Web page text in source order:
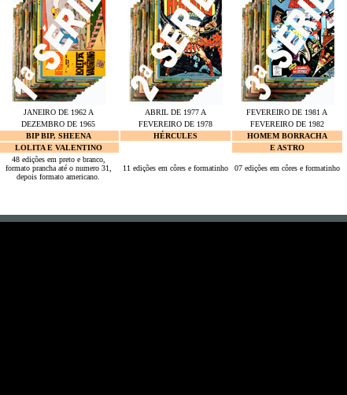
JANEIRO DE 1962 A ABRIL DE 1977 A FEVEREIRO DE 1981 A
DEZEMBRO DE 1965
FEVEREIRO DE 1978 FEVEREIRO DE 1982
BIP BIP, SHEENA
HÉRCULES HOMEM BORRACHA
LOLITA E VALENTINO
E ASTRO
48 edições em preto e branco,
formato prancha até o numero 31,
depois formato americano.
11 edições em côres e formatinho 07 edições em côres e formatinho